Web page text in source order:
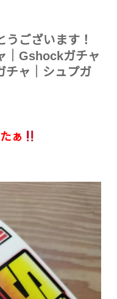
ございます！
｜Gshockガチャ
チャ｜シュプガ
ぁ